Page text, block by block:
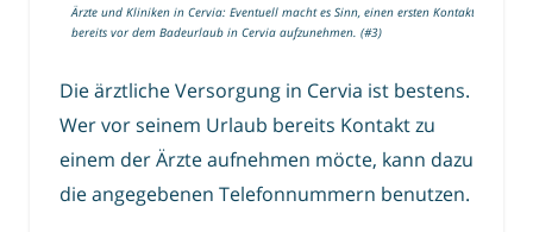
Ärzte und Kliniken in Cervia: Eventuell macht es Sinn, einen ersten Kontakt
bereits vor dem Badeurlaub in Cervia aufzunehmen. (#3)
Die ärztliche Versorgung in Cervia ist bestens.
Wer vor seinem Urlaub bereits Kontakt zu
einem der Ärzte aufnehmen möcte, kann dazu
die angegebenen Telefonnummern benutzen.